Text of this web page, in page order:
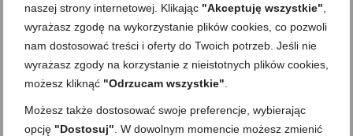
naszej strony internetowej. Klikając "Akceptuję wszystkie"
wyrażasz zgodę na wykorzystanie plików cookies, co pozwoli
nam dostosować treści i oferty do Twoich potrzeb. Jeśli nie
wyrażasz zgody na korzystanie z nieistotnych plików cookies,
możesz kliknąć "Odrzucam wszystkie"
Możesz także dostosować swoje preferencje, wybierając
opcję "Dostosuj" . W dowolnym momencie możesz zmienić